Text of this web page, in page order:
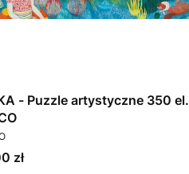
- Puzzle artystyczne 350 el.
zł